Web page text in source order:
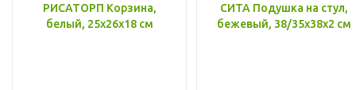
РИСАТОРП Корзина,
белый, 25x26x18 см
СИТА Подушка на стул,
бежевый, 38/35x38x2 см